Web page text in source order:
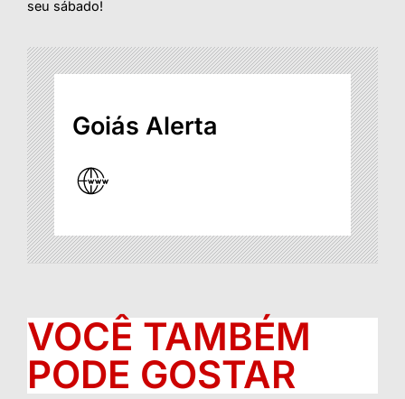
seu sábado!
Goiás Alerta
VOCÊ TAMBÉM
PODE GOSTAR